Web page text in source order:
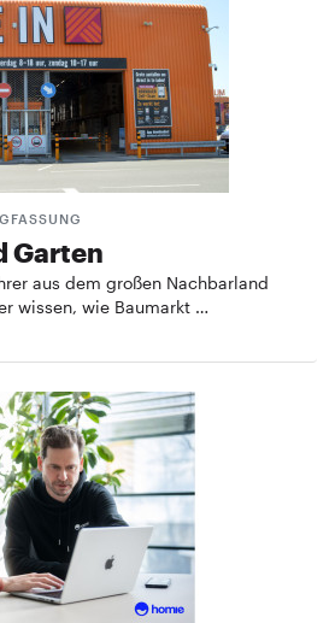
Garten
aus dem großen Nachbarland
wissen, wie Baumarkt …